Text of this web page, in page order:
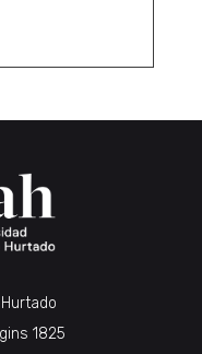
1825